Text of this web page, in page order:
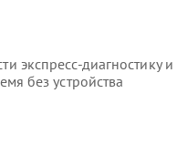
экспресс-диагностику и
без устройства